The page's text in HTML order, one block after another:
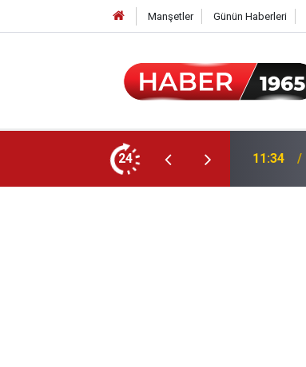
Manşetler Günün Haberleri
24 15:52